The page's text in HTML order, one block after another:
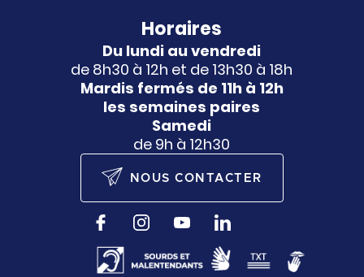
Horaires
Du lundi au vendredi
de 8h30 à 12h et de 13h30 à 18h
Mardis fermés de 11h à 12h
les semaines paires
Samedi
de 9h à 12h30
NOUS CONTACTER
FacebookInstagram LinkedIn